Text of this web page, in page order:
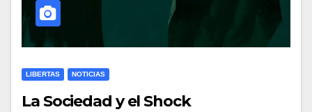
LIBERTAS NOTICIAS
La Sociedad y el Shock